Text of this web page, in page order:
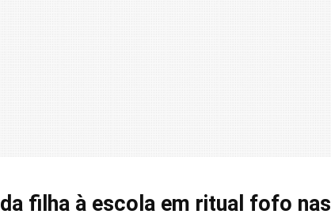
filha à escola em ritual fofo nas